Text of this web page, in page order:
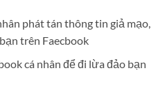
phát tán thông tin giả mạo,
trên Faecbook
cá nhân để đi lừa đảo bạn